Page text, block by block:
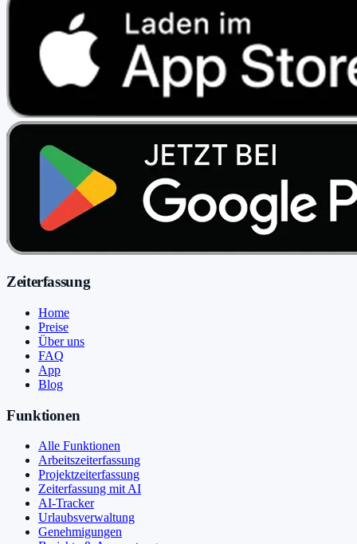
Zeiterfassung
Home
Preise
Über uns
FAQ
App
Blog
Funktionen
Alle Funktionen
Arbeitszeiterfassung
Projektzeiterfassung
Zeiterfassung mit AI
AI-Tracker
Urlaubsverwaltung
Genehmigungen